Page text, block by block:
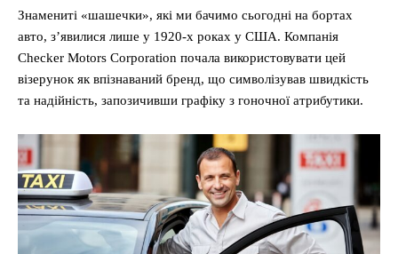
Знамениті «шашечки», які ми бачимо сьогодні на бортах
авто, з’явилися лише у 1920-х роках у США. Компанія
Checker Motors Corporation почала використовувати цей
візерунок як впізнаваний бренд, що символізував швидкість
та надійність, запозичивши графіку з гоночної атрибутики.